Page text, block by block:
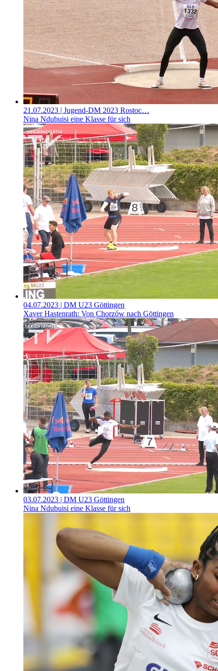
21.07.2023 | Jugend-DM 2023 Rostoc…
Nina Ndubuisi eine Klasse für sich
04.07.2023 | DM U23 Göttingen
Xaver Hastenrath: Von Chorzów nach Göttingen
03.07.2023 | DM U23 Göttingen
Nina Ndubuisi eine Klasse für sich